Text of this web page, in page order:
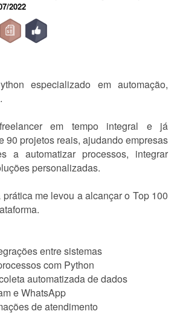
2022
especializado em automação,
em tempo integral e já
90 projetos reais, ajudando empresas
a automatizar processos, integrar
personalizadas.
me levou a alcançar o Top 100
entre sistemas
com Python
automatizada de dados
e WhatsApp
de atendimento